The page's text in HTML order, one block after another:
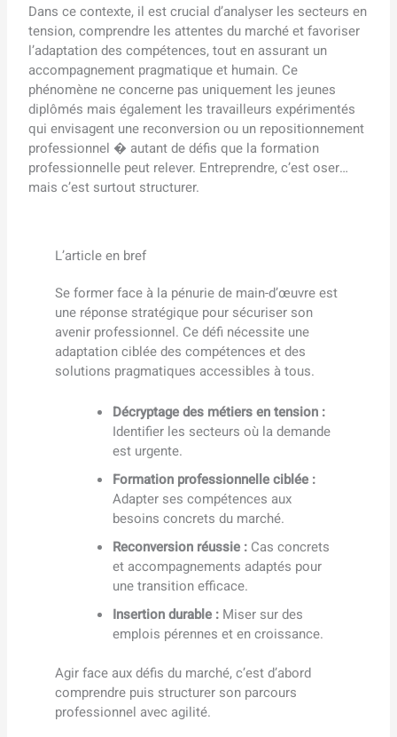
Dans ce contexte, il est crucial d’analyser les secteurs en
tension, comprendre les attentes du marché et favoriser
l’adaptation des compétences, tout en assurant un
accompagnement pragmatique et humain. Ce
phénomène ne concerne pas uniquement les jeunes
diplômés mais également les travailleurs expérimentés
qui envisagent une reconversion ou un repositionnement
professionnel � autant de défis que la formation
professionnelle peut relever. Entreprendre, c’est oser…
mais c’est surtout structurer.
L’article en bref
Se former face à la pénurie de main-d’œuvre est
une réponse stratégique pour sécuriser son
avenir professionnel. Ce défi nécessite une
adaptation ciblée des compétences et des
solutions pragmatiques accessibles à tous.
Décryptage des métiers en tension :
Identifier les secteurs où la demande
est urgente.
Formation professionnelle ciblée :
Adapter ses compétences aux
besoins concrets du marché.
Reconversion réussie : Cas concrets
et accompagnements adaptés pour
une transition efficace.
Insertion durable : Miser sur des
emplois pérennes et en croissance.
Agir face aux défis du marché, c’est d’abord
comprendre puis structurer son parcours
professionnel avec agilité.